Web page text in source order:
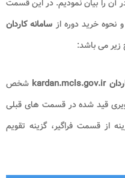
آن را بیان نمودیم. در این قسمت
نحوه خرید دوره از سامانه کاردان
زیر می باشد:
kardan.mcls.gov.ir شخص
قید شده در قسمت های قبلی
از قسمت فراگیر، گزینه تقویم